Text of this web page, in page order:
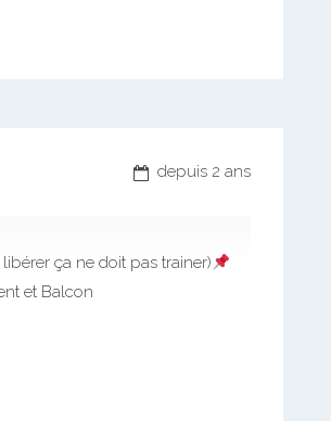
depuis 2 ans
ça ne doit pas trainer)
et Balcon